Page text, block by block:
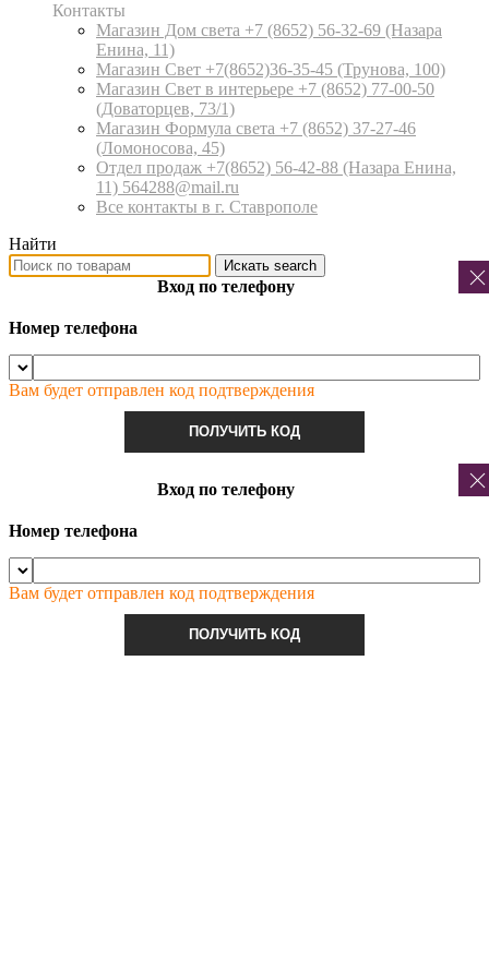
Контакты
Магазин Дом света +7 (8652) 56-32-69 (Назара
Енина, 11)
Магазин Свет +7(8652)36-35-45 (Трунова, 100)
Магазин Свет в интерьере +7 (8652) 77-00-50
(Доваторцев, 73/1)
Магазин Формула света +7 (8652) 37-27-46
(Ломоносова, 45)
Отдел продаж +7(8652) 56-42-88 (Назара Енина,
11) 564288@mail.ru
Все контакты в г. Ставрополе
Найти
Искать search
Вход по телефону
Номер телефона
Вам будет отправлен код подтверждения
ПОЛУЧИТЬ КОД
Вход по телефону
Номер телефона
Вам будет отправлен код подтверждения
ПОЛУЧИТЬ КОД